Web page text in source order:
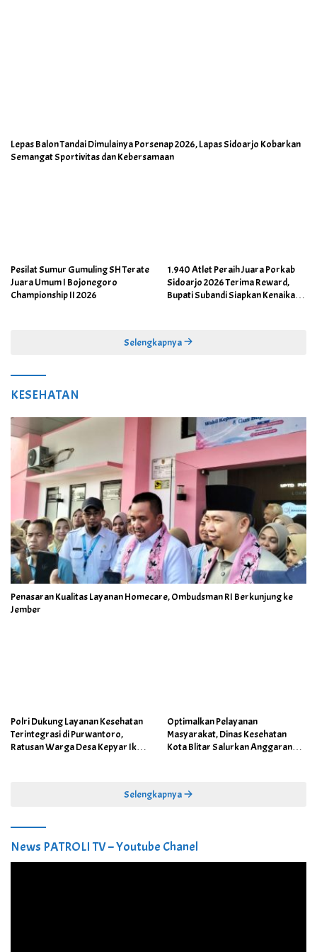
Lepas Balon Tandai Dimulainya Porsenap 2026, Lapas Sidoarjo Kobarkan
Semangat Sportivitas dan Kebersamaan
Pesilat Sumur Gumuling SH Terate
Juara Umum I Bojonegoro
Championship II 2026
1.940 Atlet Peraih Juara Porkab
Sidoarjo 2026 Terima Reward,
Bupati Subandi Siapkan Kenaikan
Selengkapnya
KESEHATAN
Penasaran Kualitas Layanan Homecare, Ombudsman RI Berkunjung ke
Jember
Polri Dukung Layanan Kesehatan
Terintegrasi di Purwantoro,
Ratusan Warga Desa Kepyar Ikuti
Optimalkan Pelayanan
Masyarakat, Dinas Kesehatan
Kota Blitar Salurkan Anggaran
Selengkapnya
News PATROLI TV – Youtube Chanel